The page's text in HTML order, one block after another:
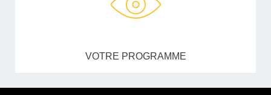
VOTRE PROGRAMME